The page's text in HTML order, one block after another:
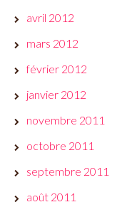
avril 2012
mars 2012
février 2012
janvier 2012
novembre 2011
octobre 2011
septembre 2011
août 2011